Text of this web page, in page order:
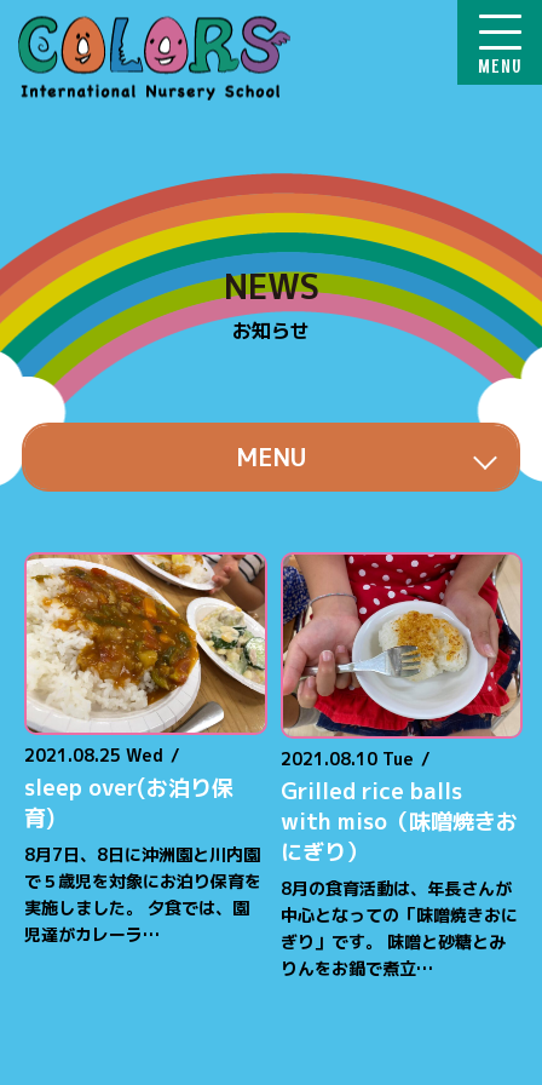
NEWS
お知らせ
MENU
2021.08.25 Wed /
sleep over(お泊り保
育)
8月7日、8日に沖洲園と川内園
で５歳児を対象にお泊り保育を
実施しました。 夕食では、園
児達がカレーラ…
2021.08.10 Tue /
Grilled rice balls
with miso（味噌焼きお
にぎり）
8月の食育活動は、年長さんが
中心となっての「味噌焼きおに
ぎり」です。 味噌と砂糖とみ
りんをお鍋で煮立…